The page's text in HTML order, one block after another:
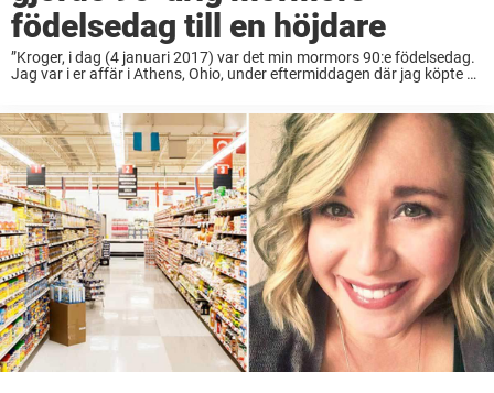
födelsedag till en höjdare
”Kroger, i dag (4 januari 2017) var det min mormors 90:e födelsedag.
Jag var i er affär i Athens, Ohio, under eftermiddagen där jag köpte en